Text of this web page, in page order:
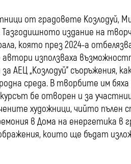
от градовете Козлодуй,
Тазгодишното издание на
която през 2024-а
използваха
АЕЦ „Козлодуй” съоръжения,
среда. В творбите им
бе отворен и за
художници, чийто пълен
в Дома на енергетика в
които ще бъдат